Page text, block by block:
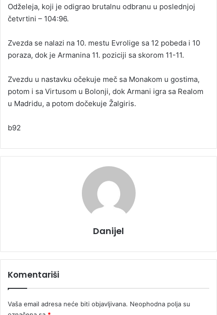
Odželeja, koji je odigrao brutalnu odbranu u poslednjoj
četvrtini – 104:96.
Zvezda se nalazi na 10. mestu Evrolige sa 12 pobeda i 10
poraza, dok je Armanina 11. poziciji sa skorom 11-11.
Zvezdu u nastavku očekuje meč sa Monakom u gostima,
potom i sa Virtusom u Bolonji, dok Armani igra sa Realom
u Madridu, a potom dočekuje Žalgiris.
b92
Danijel
Komentariši
Vaša email adresa neće biti objavljivana. Neophodna polja su